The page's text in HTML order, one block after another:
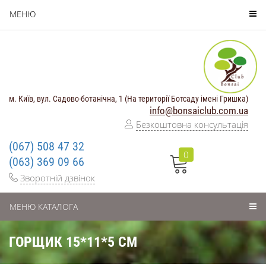
МЕНЮ
м. Київ, вул. Садово-ботанічна, 1 (На території Ботсаду імені Гришка)
info@bonsaiclub.com.ua
Безкоштовна консультація
(067) 508 47 32
(063) 369 09 66
Зворотній дзвінок
0
МЕНЮ КАТАЛОГА
ГОРЩИК 15*11*5 СМ